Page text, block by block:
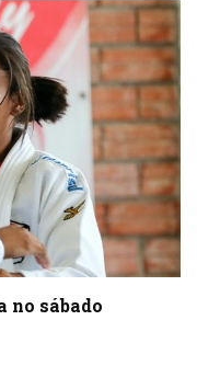
no sábado